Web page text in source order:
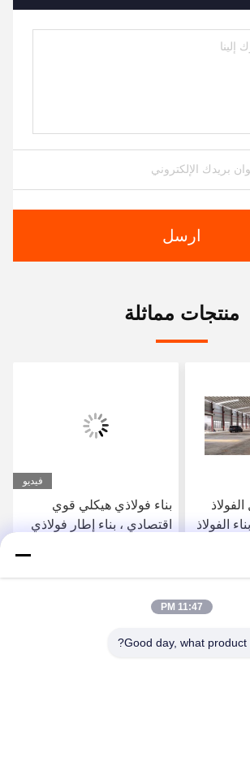
ارسل
منتجات مماثلة
الفولاذ
سعر
فيديو
بناء فولاذي هيكلي قوي
اقتصادي ، بناء إطار فولاذي
احصل على أفضل سعر
11:47 PM
Good day, what product